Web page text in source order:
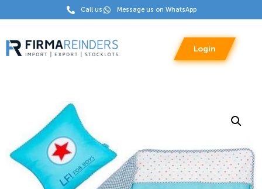
Call us Message us on WhatsApp
Login